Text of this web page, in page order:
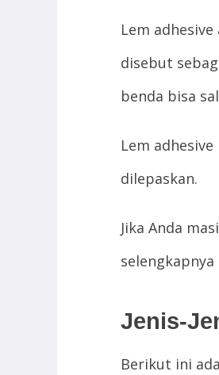
Lem
disebut
benda bisa
Lem
dilepaskan.
Jika Anda
Jenis-
Berikut ini